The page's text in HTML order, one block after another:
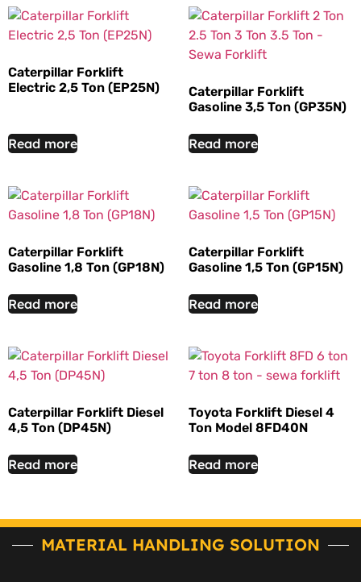
Caterpillar Forklift
Electric 2,5 Ton (EP25N)
Read more
Caterpillar Forklift
Gasoline 3,5 Ton (GP35N)
Read more
Caterpillar Forklift
Gasoline 1,8 Ton (GP18N)
Read more
Caterpillar Forklift
Gasoline 1,5 Ton (GP15N)
Read more
Caterpillar Forklift Diesel
4,5 Ton (DP45N)
Read more
Toyota Forklift Diesel 4
Ton Model 8FD40N
Read more
MATERIAL HANDLING SOLUTION